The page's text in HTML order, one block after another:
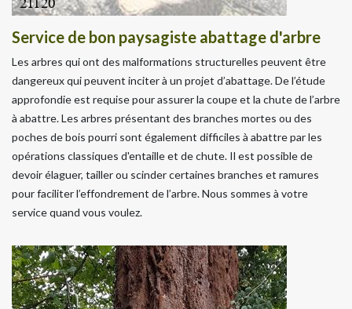
Service de bon paysagiste abattage d'arbre
Les arbres qui ont des malformations structurelles peuvent être
dangereux qui peuvent inciter à un projet d’abattage. De l’étude
approfondie est requise pour assurer la coupe et la chute de l’arbre
à abattre. Les arbres présentant des branches mortes ou des
poches de bois pourri sont également difficiles à abattre par les
opérations classiques d'entaille et de chute. Il est possible de
devoir élaguer, tailler ou scinder certaines branches et ramures
pour faciliter l’effondrement de l’arbre. Nous sommes à votre
service quand vous voulez.